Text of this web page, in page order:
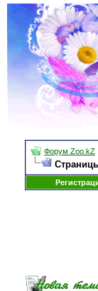
Форум Zoo.kZ